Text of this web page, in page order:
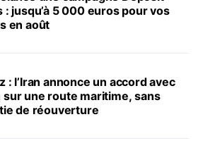
: jusqu’à 5 000 euros pour vos
en août
: l’Iran annonce un accord avec
sur une route maritime, sans
de réouverture